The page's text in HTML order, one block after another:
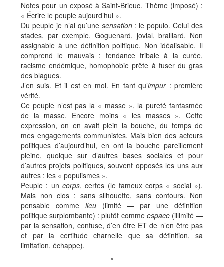
Notes pour un exposé à Saint-Brieuc. Thème (imposé) :
« Écrire le peuple aujourd’hui ».
Du peuple je n’ai qu’une sensation : le populo. Celui des
stades, par exemple. Goguenard, jovial, braillard. Non
assignable à une définition politique. Non idéalisable. Il
comprend le mauvais : tendance tribale à la curée,
racisme endémique, homophobie prête à fuser du gras
des blagues.
J’en suis. Et il est en moi. En tant qu’impur: première
vérité.
Ce peuple n’est pas la « masse », la pureté fantasmée
de la masse. Encore moins « les masses ». Cette
expression, on en avait plein la bouche, du temps de
mes engagements communistes. Mais bien des acteurs
politiques d’aujourd’hui, en ont la bouche pareillement
pleine, quoique sur d’autres bases sociales et pour
d’autres projets politiques, souvent opposés les uns aux
autres : les « populismes ».
Peuple : un corps, certes (le fameux corps « social »).
Mais non clos : sans silhouette, sans contours. Non
pensable comme lieu (limité — par une définition
politique surplombante) : plutôt comme espace (illimité —
par la sensation, confuse, d’en être ET de n’en être pas
et par la certitude charnelle que sa définition, sa
limitation, échappe).
*